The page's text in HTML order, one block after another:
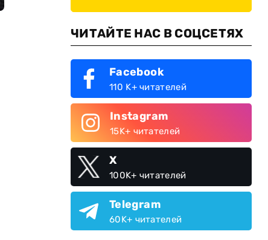
ЧИТАЙТЕ НАС В СОЦСЕТЯХ
Facebook
110 K+ читателей
Instagram
15K+ читателей
X
100K+ читателей
Telegram
60K+ читателей